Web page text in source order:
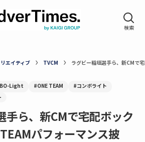
エイティブ TVCM ラグビー稲垣選手ら、新CMで
Light #ONE TEAM
#コンボライト
手ら、新CMで宅配ボック
パフォーマンス披